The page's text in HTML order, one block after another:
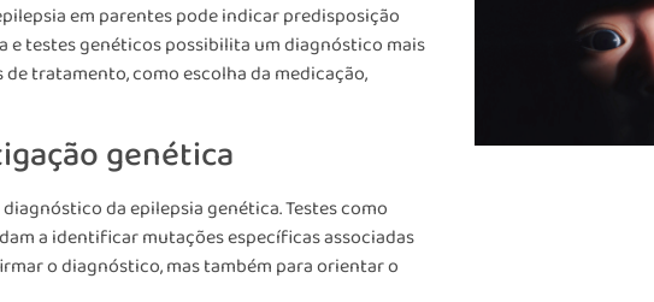
em parentes pode indicar predisposição
e testes genéticos possibilita um diagnóstico mais
tratamento, como escolha da medicação,
genética
da epilepsia genética. Testes como
a identificar mutações específicas associadas
o diagnóstico, mas também para orientar o